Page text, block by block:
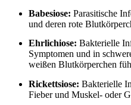
Babesiose: Parasitische
und deren rote
Ehrlichiose: Bakterielle
Symptomen und in
weißen Blutkörperchen
Rickettsiose: Bakterielle
Fieber und Muskel- oder